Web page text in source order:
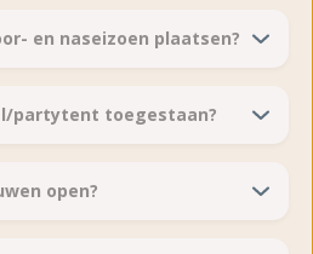
en naseizoen plaatsen?
partytent toegestaan?
open?